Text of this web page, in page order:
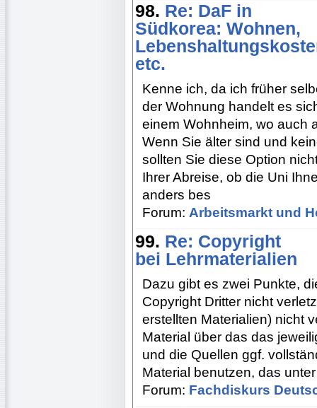
98. Re: DaF in
Südkorea: Wohnen,
etc.
Kenne ich, da ich früher
der Wohnung handelt es
einem Wohnheim, wo auch
Wenn Sie älter sind und
sollten Sie diese Option
Ihrer Abreise, ob die Uni
anders bes
Forum: Arbeitsmarkt und
99. Re: Copyright
bei Lehrmaterialien
Dazu gibt es zwei Punkte,
Copyright Dritter nicht
erstellten Materialien) nicht
Material über das das
und die Quellen ggf.
Material benutzen, das
Forum: Fachdiskurs